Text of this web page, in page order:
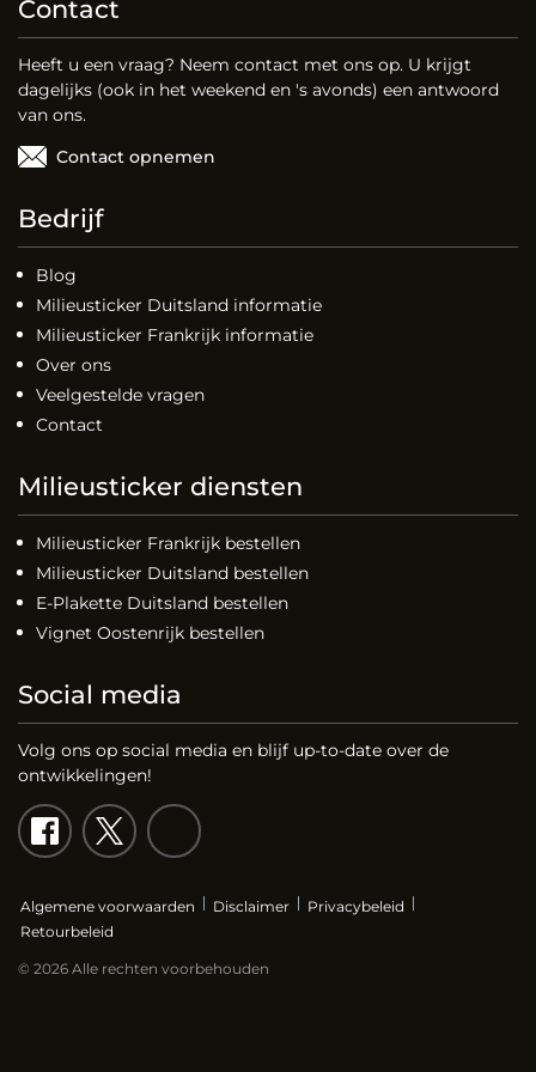
Contact
Heeft u een vraag? Neem contact met ons op. U krijgt
dagelijks (ook in het weekend en 's avonds) een antwoord
van ons.
Contact opnemen
Bedrijf
Blog
Milieusticker Duitsland informatie
Milieusticker Frankrijk informatie
Over ons
Veelgestelde vragen
Contact
Milieusticker diensten
Milieusticker Frankrijk bestellen
Milieusticker Duitsland bestellen
E-Plakette Duitsland bestellen
Vignet Oostenrijk bestellen
Social media
Volg ons op social media en blijf up-to-date over de
ontwikkelingen!
Algemene voorwaarden Disclaimer
Privacybeleid
Retourbeleid
© 2026 Alle rechten voorbehouden